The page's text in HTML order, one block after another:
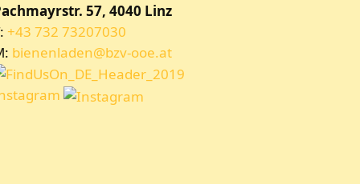
57, 4040 Linz
+43 732 73207030
bienenladen@bzv-ooe.at